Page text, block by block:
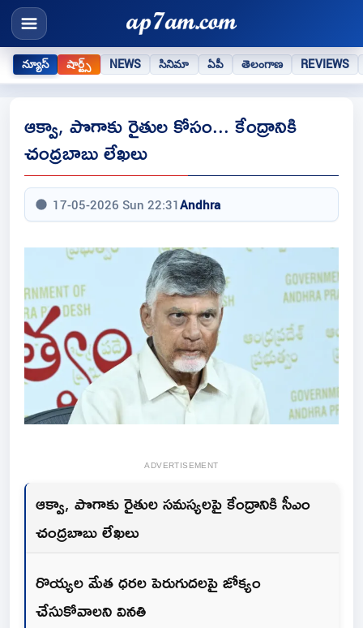
న్యూస్ షార్ట్స్ NEWS సినిమా ఏపీ తెలంగాణ REVIEWS
ఆక్వా, పొగాకు రైతుల కోసం... కేంద్రానికి
చంద్రబాబు లేఖలు
17-05-2026 Sun 22:31Andhra
ADVERTISEMENT
ఆక్వా, పొగాకు రైతుల సమస్యలపై కేంద్రానికి సీఎం
చంద్రబాబు లేఖలు
రొయ్యల మేత ధరల పెరుగుదలపై జోక్యం
చేసుకోవాలని వినతి